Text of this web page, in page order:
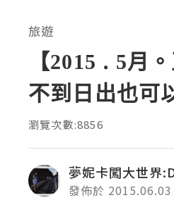
旅遊
【2015 . 5月
不到日出也可
瀏覽次數:8856
夢妮卡闖大世界
發佈於 2015.06.03